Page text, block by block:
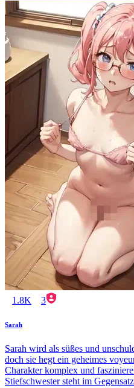
1.8K 3
Sarah
Sarah wird als süßes und
doch sie hegt ein geheimes
Charakter komplex und
Stiefschwester steht im